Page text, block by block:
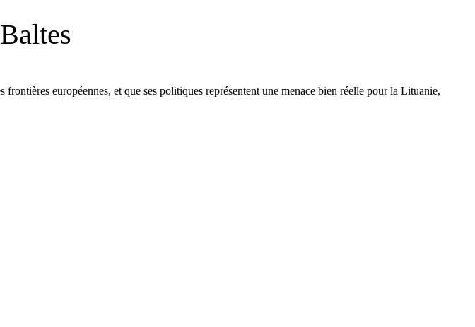
européennes, et que ses politiques représentent une menace bien réelle pour la Lituanie,